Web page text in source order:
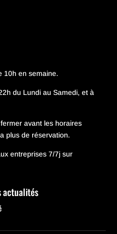
10h en semaine.
du Lundi au Samedi, et à
avant les horaires
a plus de réservation.
entreprises 7/7j sur
actualités